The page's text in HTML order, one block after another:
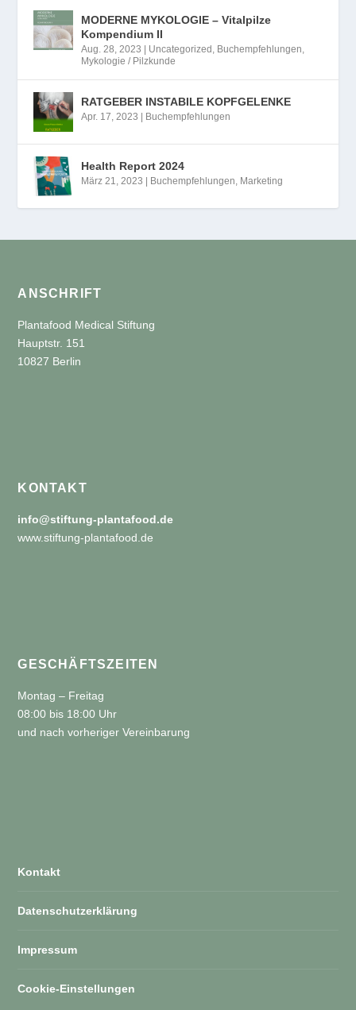
MODERNE MYKOLOGIE – Vitalpilze
Kompendium II
Aug. 28, 2023 Uncategorized , Buchempfehlungen,
Mykologie / Pilzkunde
RATGEBER INSTABILE KOPFGELENKE
Apr. 17, 2023 Buchempfehlungen
Health Report 2024
März 21, 2023 Buchempfehlungen, Marketing
ANSCHRIFT
Plantafood Medical Stiftung
Hauptstr. 151
10827 Berlin
KONTAKT
info@stiftung-plantafood.de
www.stiftung-plantafood.de
GESCHÄFTSZEITEN
Montag – Freitag
08:00 bis 18:00 Uhr
und nach vorheriger Vereinbarung
Kontakt
Datenschutzerklärung
Impressum
Cookie-Einstellungen